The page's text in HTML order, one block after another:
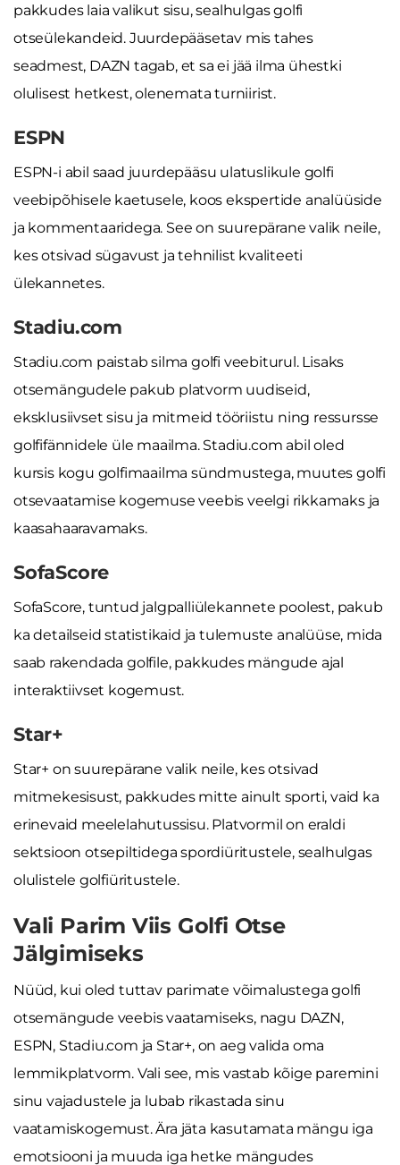
pakkudes laia valikut sisu, sealhulgas golfi
otseülekandeid. Juurdepääsetav mis tahes
seadmest, DAZN tagab, et sa ei jää ilma ühestki
olulisest hetkest, olenemata turniirist.
ESPN
ESPN-i abil saad juurdepääsu ulatuslikule golfi
veebipõhisele kaetusele, koos ekspertide analüüside
ja kommentaaridega. See on suurepärane valik neile,
kes otsivad sügavust ja tehnilist kvaliteeti
ülekannetes.
Stadiu.com
Stadiu.com paistab silma golfi veebiturul. Lisaks
otsemängudele pakub platvorm uudiseid,
eksklusiivset sisu ja mitmeid tööriistu ning ressursse
golfifännidele üle maailma. Stadiu.com abil oled
kursis kogu golfimaailma sündmustega, muutes golfi
otsevaatamise kogemuse veebis veelgi rikkamaks ja
kaasahaaravamaks.
SofaScore
SofaScore, tuntud jalgpalliülekannete poolest, pakub
ka detailseid statistikaid ja tulemuste analüüse, mida
saab rakendada golfile, pakkudes mängude ajal
interaktiivset kogemust.
Star+
Star+ on suurepärane valik neile, kes otsivad
mitmekesisust, pakkudes mitte ainult sporti, vaid ka
erinevaid meelelahutussisu. Platvormil on eraldi
sektsioon otsepiltidega spordiüritustele, sealhulgas
olulistele golfiüritustele.
Vali Parim Viis Golfi Otse
Jälgimiseks
Nüüd, kui oled tuttav parimate võimalustega golfi
otsemängude veebis vaatamiseks, nagu DAZN,
ESPN, Stadiu.com ja Star+, on aeg valida oma
lemmikplatvorm. Vali see, mis vastab kõige paremini
sinu vajadustele ja lubab rikastada sinu
vaatamiskogemust. Ära jäta kasutamata mängu iga
emotsiooni ja muuda iga hetke mängudes